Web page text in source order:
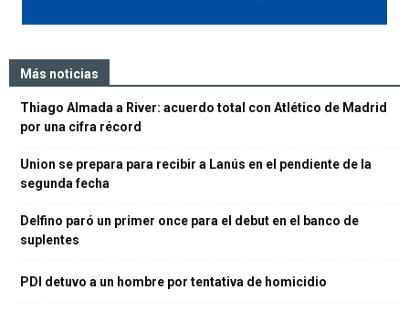
Más noticias
Thiago Almada a River: acuerdo total con Atlético de Madrid
por una cifra récord
Union se prepara para recibir a Lanús en el pendiente de la
segunda fecha
Delfino paró un primer once para el debut en el banco de
suplentes
PDI detuvo a un hombre por tentativa de homicidio